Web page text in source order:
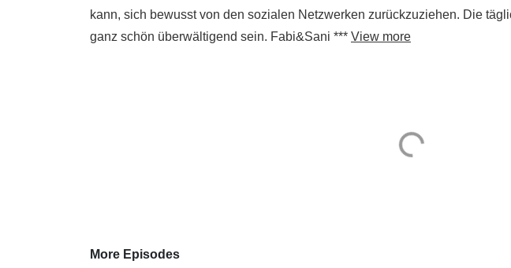
kann, sich bewusst von den sozialen Netzwerken zurückzuziehen. Die
ganz schön überwältigend sein. Fabi&Sani *** View more
More Episodes